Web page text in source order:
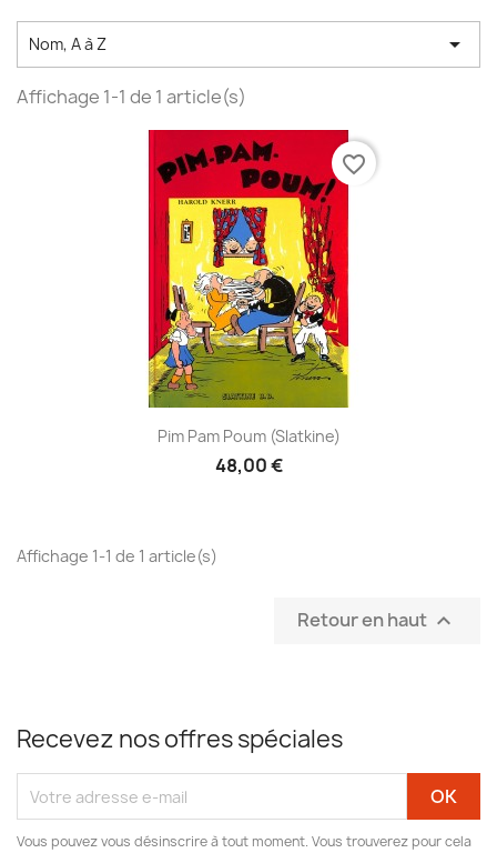
Nom, A à Z 
Affichage 1-1 de 1 article(s)
Pim Pam Poum (Slatkine)
48,00 €
favorite_border
Affichage 1-1 de 1 article(s)
Retour en haut 
Recevez nos offres spéciales
Vous pouvez vous désinscrire à tout moment. Vous trouverez pour cela